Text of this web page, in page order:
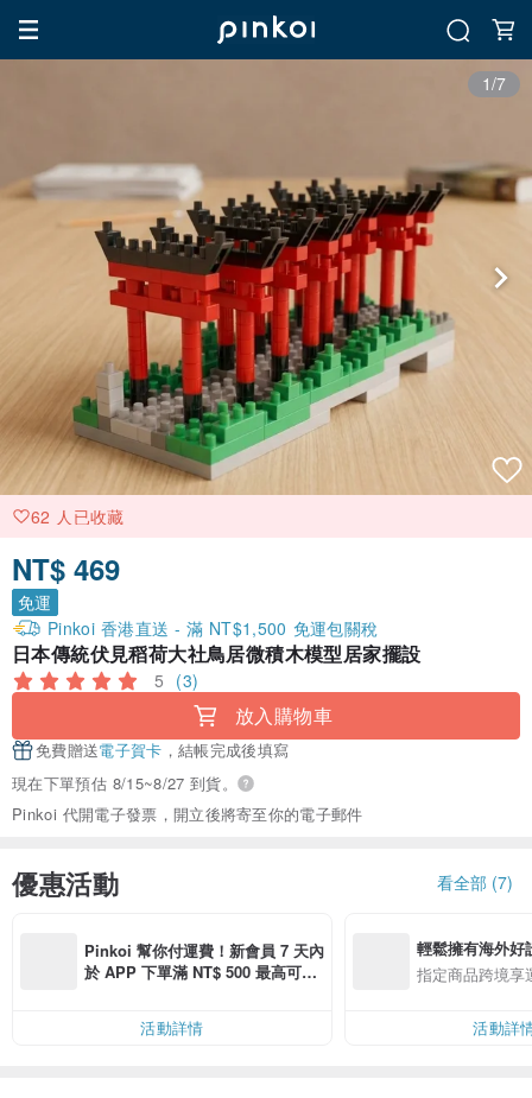
1/7
62 人已收藏
NT$ 469
免運
Pinkoi 香港直送 - 滿 NT$1,500 免運包關稅
日本傳統伏見稻荷大社鳥居微積木模型居家擺設
5 (3)
放入購物車
免費贈送電子賀卡 ，結帳完成後填寫
現在下單預估 8/15~8/27 到貨。
Pinkoi 代開電子發票，開立後將寄至你的電子郵件
優惠活動 看全部 (7)
Pinkoi 幫你付運費！新會員 7 天內
於 APP 下單滿 NT$ 500 最高可折
活動詳情
輕鬆擁有海外好
指定商品跨境享
活動詳